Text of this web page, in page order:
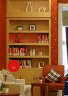
精彩回眸
NEWS